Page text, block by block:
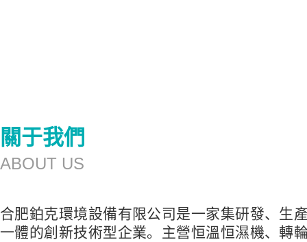
關于我們
ABOUT US
合肥鉑克環境設備有限公司是一家集研發、生
一體的創新技術型企業。主營恒溫恒濕機、轉